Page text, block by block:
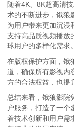
随着4K、8K超高清
术的不断进步，饿狼
为用户带来更加沉浸
支持高品质视频播放
球用户的多样化需求。
在版权保护方面，饿
道，确保所有影视内
方的合法权益，也提
总结来看，饿狼影院
户服务，打造了一个
着技术创新和用户需